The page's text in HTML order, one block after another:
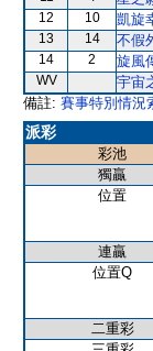
12 10 凱旋
13 14 不假
14 2 旋風
WV 宇宙
備註: 賽事特別情況
派彩
彩池
獨贏
位置
連贏
位置Q
二重彩